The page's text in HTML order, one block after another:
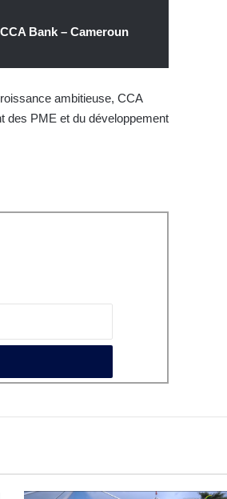
Bank – Cameroun
ambitieuse, CCA
des PME et du développement